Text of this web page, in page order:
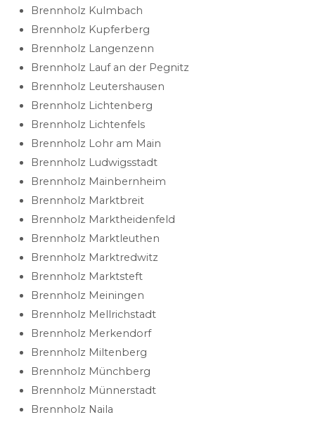
Brennholz Kulmbach
Brennholz Kupferberg
Brennholz Langenzenn
Brennholz Lauf an der Pegnitz
Brennholz Leutershausen
Brennholz Lichtenberg
Brennholz Lichtenfels
Brennholz Lohr am Main
Brennholz Ludwigsstadt
Brennholz Mainbernheim
Brennholz Marktbreit
Brennholz Marktheidenfeld
Brennholz Marktleuthen
Brennholz Marktredwitz
Brennholz Marktsteft
Brennholz Meiningen
Brennholz Mellrichstadt
Brennholz Merkendorf
Brennholz Miltenberg
Brennholz Münchberg
Brennholz Münnerstadt
Brennholz Naila